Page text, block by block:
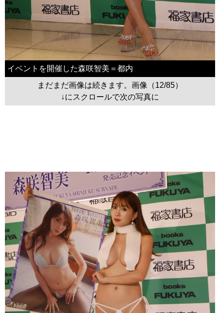
イベントを開催した森咲智美＝都内
まだまだ画像は続きます。画像（12/85）
↓にスクロールで次の写真に